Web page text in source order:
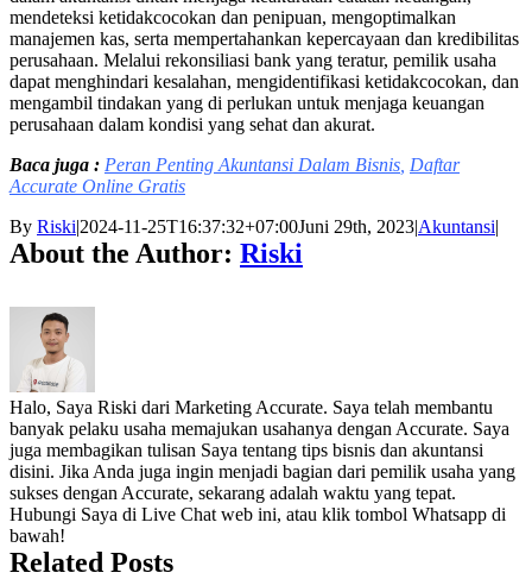
mendeteksi ketidakcocokan dan penipuan, mengoptimalkan
manajemen kas, serta mempertahankan kepercayaan dan kredibilitas
perusahaan. Melalui rekonsiliasi bank yang teratur, pemilik usaha
dapat menghindari kesalahan, mengidentifikasi ketidakcocokan, dan
mengambil tindakan yang di perlukan untuk menjaga keuangan
perusahaan dalam kondisi yang sehat dan akurat.
Baca juga : Peran Penting Akuntansi Dalam Bisnis Daftar
Accurate Online Gratis
By Riski|2024-11-25T16:37:32+07:00Juni 29th, 2023|Akuntansi|
About the Author: Riski
Halo, Saya Riski dari Marketing Accurate. Saya telah membantu
banyak pelaku usaha memajukan usahanya dengan Accurate. Saya
juga membagikan tulisan Saya tentang tips bisnis dan akuntansi
disini. Jika Anda juga ingin menjadi bagian dari pemilik usaha yang
sukses dengan Accurate, sekarang adalah waktu yang tepat.
Hubungi Saya di Live Chat web ini, atau klik tombol Whatsapp di
bawah!
Related Posts